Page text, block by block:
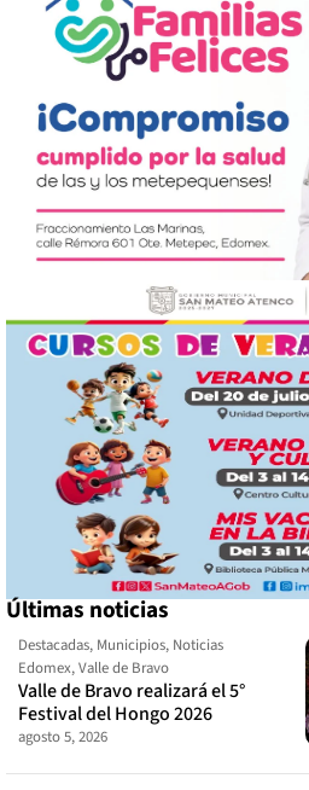
Últimas noticias
Destacadas, Municipios, Noticias
Edomex,Valle de Bravo
Valle de Bravo realizará el 5°
Festival del Hongo 2026
agosto 5, 2026